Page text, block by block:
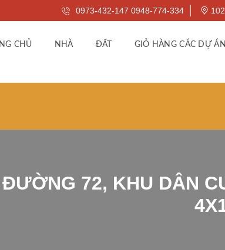
0973-432-147 0948-774-334
CHỦ NHÀ ĐẤT GIỎ HÀNG CÁC DỰ
72, KHU DÂN